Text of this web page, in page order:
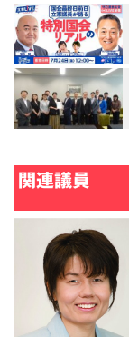
関連議員